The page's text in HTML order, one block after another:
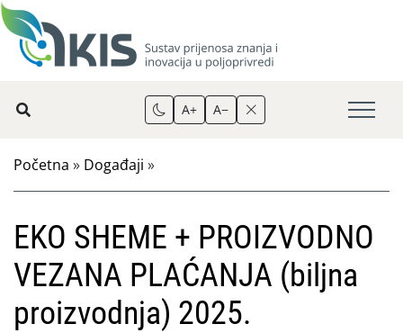
A+ A−
Početna » Događaji »
EKO SHEME + PROIZVODNO
VEZANA PLAĆANJA (biljna
proizvodnja) 2025.